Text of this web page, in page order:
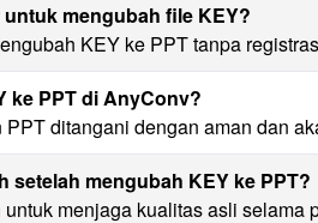
mengubah file KEY?
KEY ke PPT tanpa
ke PPT di AnyConv?
ditangani dengan aman dan
setelah mengubah KEY ke PPT?
menjaga kualitas asli